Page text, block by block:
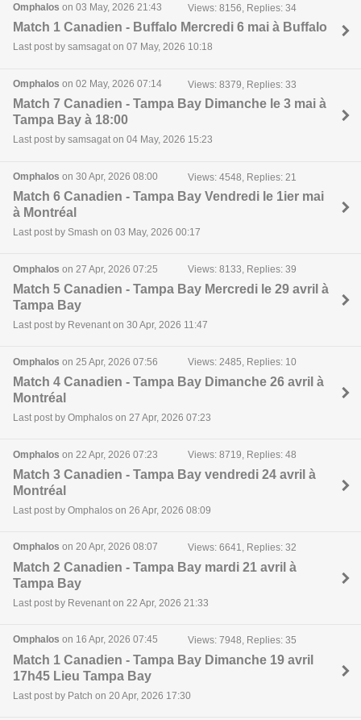
Omphalos on 03 May, 2026 21:43 Views: 8156, Replies: 34
Match 1 Canadien - Buffalo Mercredi 6 mai à Buffalo
Last post by samsagat on 07 May, 2026 10:18
Omphalos on 02 May, 2026 07:14 Views: 8379, Replies: 33
Match 7 Canadien - Tampa Bay Dimanche le 3 mai à
Tampa Bay à 18:00
Last post by samsagat on 04 May, 2026 15:23
Omphalos on 30 Apr, 2026 08:00 Views: 4548, Replies: 21
Match 6 Canadien - Tampa Bay Vendredi le 1ier mai
à Montréal
Last post by Smash on 03 May, 2026 00:17
Omphalos on 27 Apr, 2026 07:25 Views: 8133, Replies: 39
Match 5 Canadien - Tampa Bay Mercredi le 29 avril à
Tampa Bay
Last post by Revenant on 30 Apr, 2026 11:47
Omphalos on 25 Apr, 2026 07:56 Views: 2485, Replies: 10
Match 4 Canadien - Tampa Bay Dimanche 26 avril à
Montréal
Last post by Omphalos on 27 Apr, 2026 07:23
Omphalos on 22 Apr, 2026 07:23 Views: 8719, Replies: 48
Match 3 Canadien - Tampa Bay vendredi 24 avril à
Montréal
Last post by Omphalos on 26 Apr, 2026 08:09
Omphalos on 20 Apr, 2026 08:07 Views: 6641, Replies: 32
Match 2 Canadien - Tampa Bay mardi 21 avril à
Tampa Bay
Last post by Revenant on 22 Apr, 2026 21:33
Omphalos on 16 Apr, 2026 07:45 Views: 7948, Replies: 35
Match 1 Canadien - Tampa Bay Dimanche 19 avril
17h45 Lieu Tampa Bay
Last post by Patch on 20 Apr, 2026 17:30